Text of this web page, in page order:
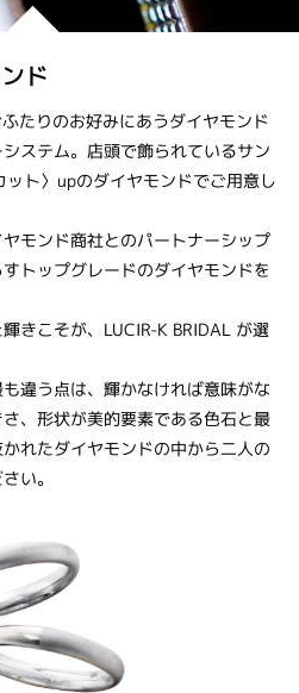
ド
たりのお好みにあうダイヤモンド
ステム。店頭で飾られているサン
ト〉upのダイヤモンドでご用意し
モンド商社とのパートナーシップ
トップグレードのダイヤモンドを
きこそが、LUCIR-K BRIDAL が選
違う点は、輝かなければ意味がな
、形状が美的要素である色石と最
れたダイヤモンドの中から二人の
い。